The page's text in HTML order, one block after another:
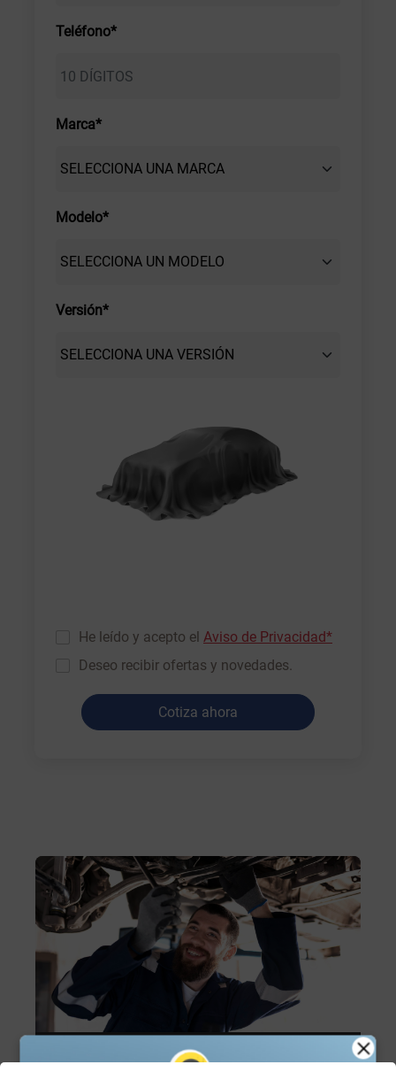
Teléfono*
Marca*
Modelo*
Versión*
He leído y acepto el Aviso de Privacidad*
Deseo recibir ofertas y novedades.
Cotiza ahora
Servicio